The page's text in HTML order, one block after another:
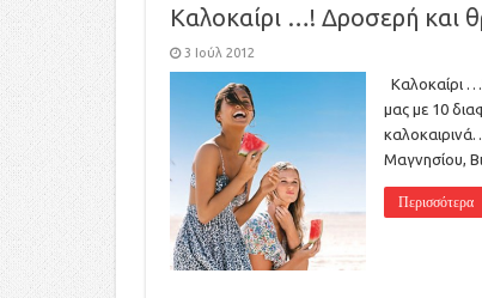
Καλοκαίρι …! Δροσερή και
3 Ιούλ 2012
Καλοκαίρι
μας με 10
Μαγνησίου,
Περισσότερα